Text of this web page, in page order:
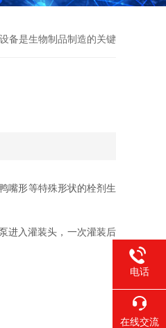
备是生物制品制造的关键
嘴形等特殊形状的栓剂生
进入灌装头，一次灌装后
电话
在线交流